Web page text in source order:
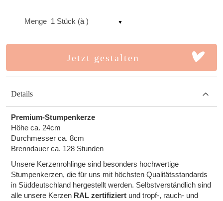
Menge 1 Stück (à )
Jetzt gestalten
Details
Premium-Stumpenkerze
Höhe ca. 24cm
Durchmesser ca. 8cm
Brenndauer ca. 128 Stunden
Unsere Kerzenrohlinge sind besonders hochwertige
Stumpenkerzen, die für uns mit höchsten Qualitätsstandards
in Süddeutschland hergestellt werden. Selbstverständlich sind
alle unsere Kerzen RAL zertifiziert und tropf-, rauch- und